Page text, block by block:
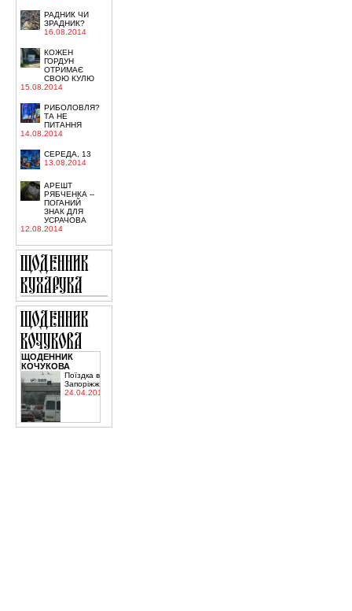
РАДНИК ЧИ
ЗРАДНИК?
16.08.2014
КОЖЕН
ГОРДУН
ОТРИМАЄ
СВОЮ КУЛЮ
15.08.2014
РИБОЛОВЛЯ?
ТА НЕ
ПИТАННЯ
14.08.2014
СЕРЕДА, 13
13.08.2014
АРЕШТ
РЯБЧЕНКА --
ПОГАНИЙ
ЗНАК ДЛЯ
УСРАЧОВА
12.08.2014
ЩОДЕННИК
КОЧУКОВА
Поїздка в
Запоріжжя
24.04.2015